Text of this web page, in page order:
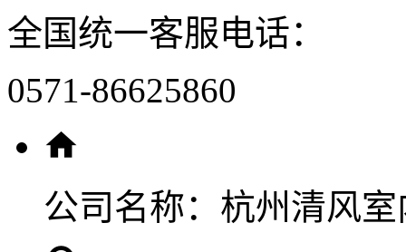
全国统一客服电话：
0571-86625860
公司名称： 杭州清风